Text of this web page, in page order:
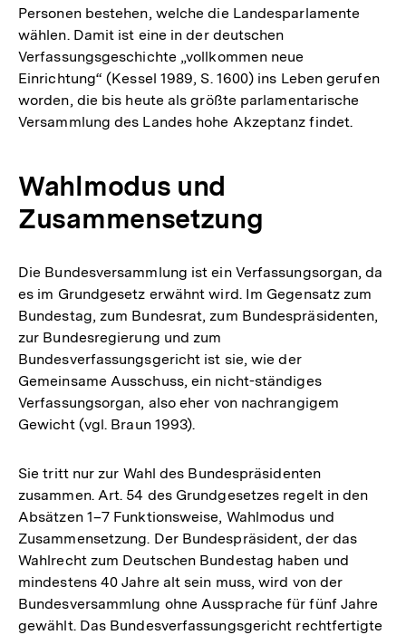
Personen bestehen, welche die Landesparlamente
wählen. Damit ist eine in der deutschen
Verfassungsgeschichte „vollkommen neue
Einrichtung“ (Kessel 1989, S. 1600) ins Leben gerufen
worden, die bis heute als größte parlamentarische
Versammlung des Landes hohe Akzeptanz findet.
Wahlmodus und
Zusammensetzung
Die Bundesversammlung ist ein Verfassungsorgan, da
es im Grundgesetz erwähnt wird. Im Gegensatz zum
Bundestag, zum Bundesrat, zum Bundespräsidenten,
zur Bundesregierung und zum
Bundesverfassungsgericht ist sie, wie der
Gemeinsame Ausschuss, ein nicht-ständiges
Verfassungsorgan, also eher von nachrangigem
Gewicht (vgl. Braun 1993).
Sie tritt nur zur Wahl des Bundespräsidenten
zusammen. Art. 54 des Grundgesetzes regelt in den
Absätzen 1–7 Funktionsweise, Wahlmodus und
Zusammensetzung. Der Bundespräsident, der das
Wahlrecht zum Deutschen Bundestag haben und
mindestens 40 Jahre alt sein muss, wird von der
Bundesversammlung ohne Aussprache für fünf Jahre
gewählt. Das Bundesverfassungsgericht rechtfertigte